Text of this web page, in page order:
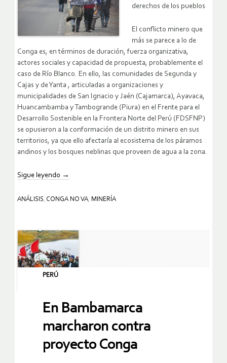
derechos de los pueblos
El conflicto minero que
más se parece a lo de
Conga es, en términos de duración, fuerza organizativa,
actores sociales y capacidad de propuesta, probablemente el
caso de Río Blanco. En ello, las comunidades de Segunda y
Cajas y de Yanta , articuladas a organizaciones y
municipalidades de San Ignacio y Jaén (Cajamarca), Ayavaca,
Huancambamba y Tambogrande (Piura) en el Frente para el
Desarrollo Sostenible en la Frontera Norte del Perú (FDSFNP)
se opusieron a la conformación de un distrito minero en sus
territorios, ya que ello afectaría al ecosistema de los páramos
andinos y los bosques neblinas que proveen de agua a la zona.
Sigue leyendo →
ANÁLISIS, CONGA NO VA, MINERÍA
PERÚ
En Bambamarca
marcharon contra
proyecto Conga